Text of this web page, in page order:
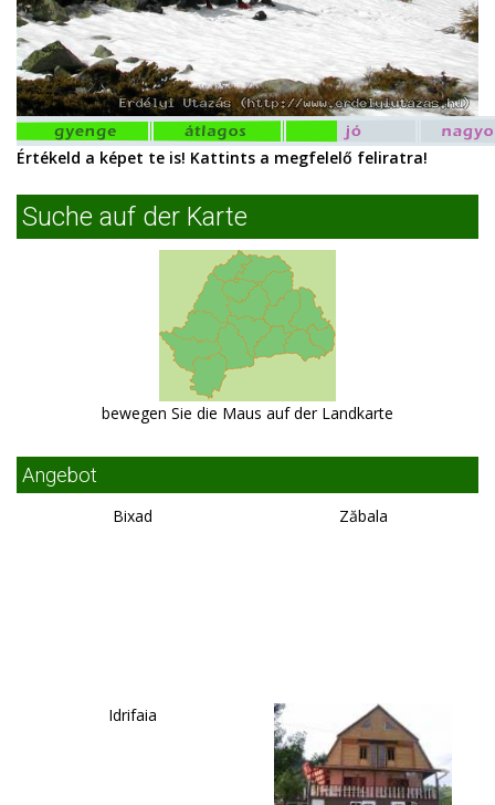
Értékeld a képet te is! Kattints a megfelelő feliratra!
Suche auf der Karte
bewegen Sie die Maus auf der Landkarte
Angebot
Bixad Zăbala
Idrifaia